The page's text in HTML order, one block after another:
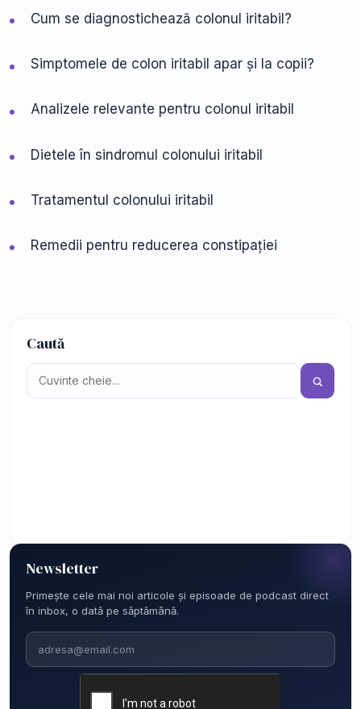
Cum se diagnostichează colonul iritabil?
Simptomele de colon iritabil apar și la copii?
Analizele relevante pentru colonul iritabil
Dietele în sindromul colonului iritabil
Tratamentul colonului iritabil
Remedii pentru reducerea constipației
Caută
Newsletter
Primește cele mai noi articole și episoade de podcast direct
în inbox, o dată pe săptămână.
Email